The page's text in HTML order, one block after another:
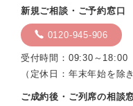
新規ご相談・ご予約窓口
0120-945-906
受付時間：09:30～18:00
（定休日：年末年始を除
ご成約後・ご列席の相談